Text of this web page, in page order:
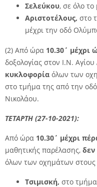
Σελεύκου, σε όλο το
Αριστοτέλους, στο
μέχρι την οδό
(2) Από ώρα 10.30΄ μέχρι
δοξολογίας στον Ι.Ν.
κυκλοφορία όλων των
στο τμήμα της από την
Νικολάου.
ΤΕΤΑΡΤΗ (27-10-2021):
Από ώρα 10.30΄ μέχρι
μαθητικής παρέλασης, δεν
όλων των οχημάτων
Τσιμισκή, στο